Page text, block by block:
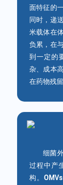
面特征的
同时，递
米载体在
负累，在
到一定的
杂、成本
在药物残
细菌
过程中产
构。